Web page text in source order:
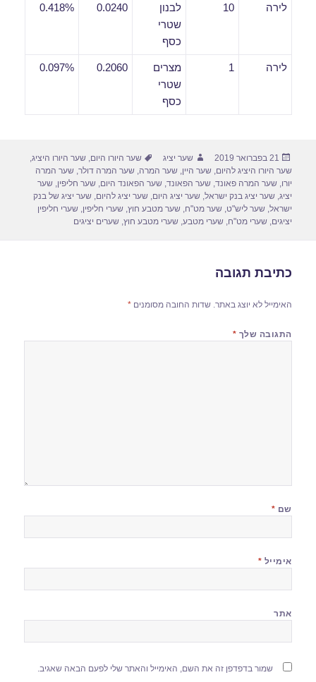
לירה 10
לבנון
שטרי
כסף
0.0240
0.418%
לירה 1
מצרים
שטרי
כסף
0.2060
0.097%
פורסם
בתאריך
21 בפברואר 2019 מחבר
שער יציג תגיות
שער היורו היום,שער היורו היציג,
שער היורו היציג להיום,שער היין,שער המרה,שער המרה דולר,שער המרה
יורו,שער המרה פאונד,שער הפאונד,שער הפאונד היום,שער חליפין,שער
יציג,שער יציג בנק ישראל,שער יציג היום,שער יציג להיום,שער יציג של בנק
ישראל,שער ליש"ט,שער מט"ח,שער מטבע חוץ,שערי חליפין,שערי חליפין
יציגים,שערי מט"ח,שערי מטבע,שערי מטבע חוץ,שערים יציגים
כתיבת תגובה
האימייל לא יוצג באתר. שדות החובה מסומנים*
התגובה שלך *
שם *
אימייל *
אתר
שמור בדפדפן זה את השם, האימייל והאתר שלי לפעם הבאה שאגיב.